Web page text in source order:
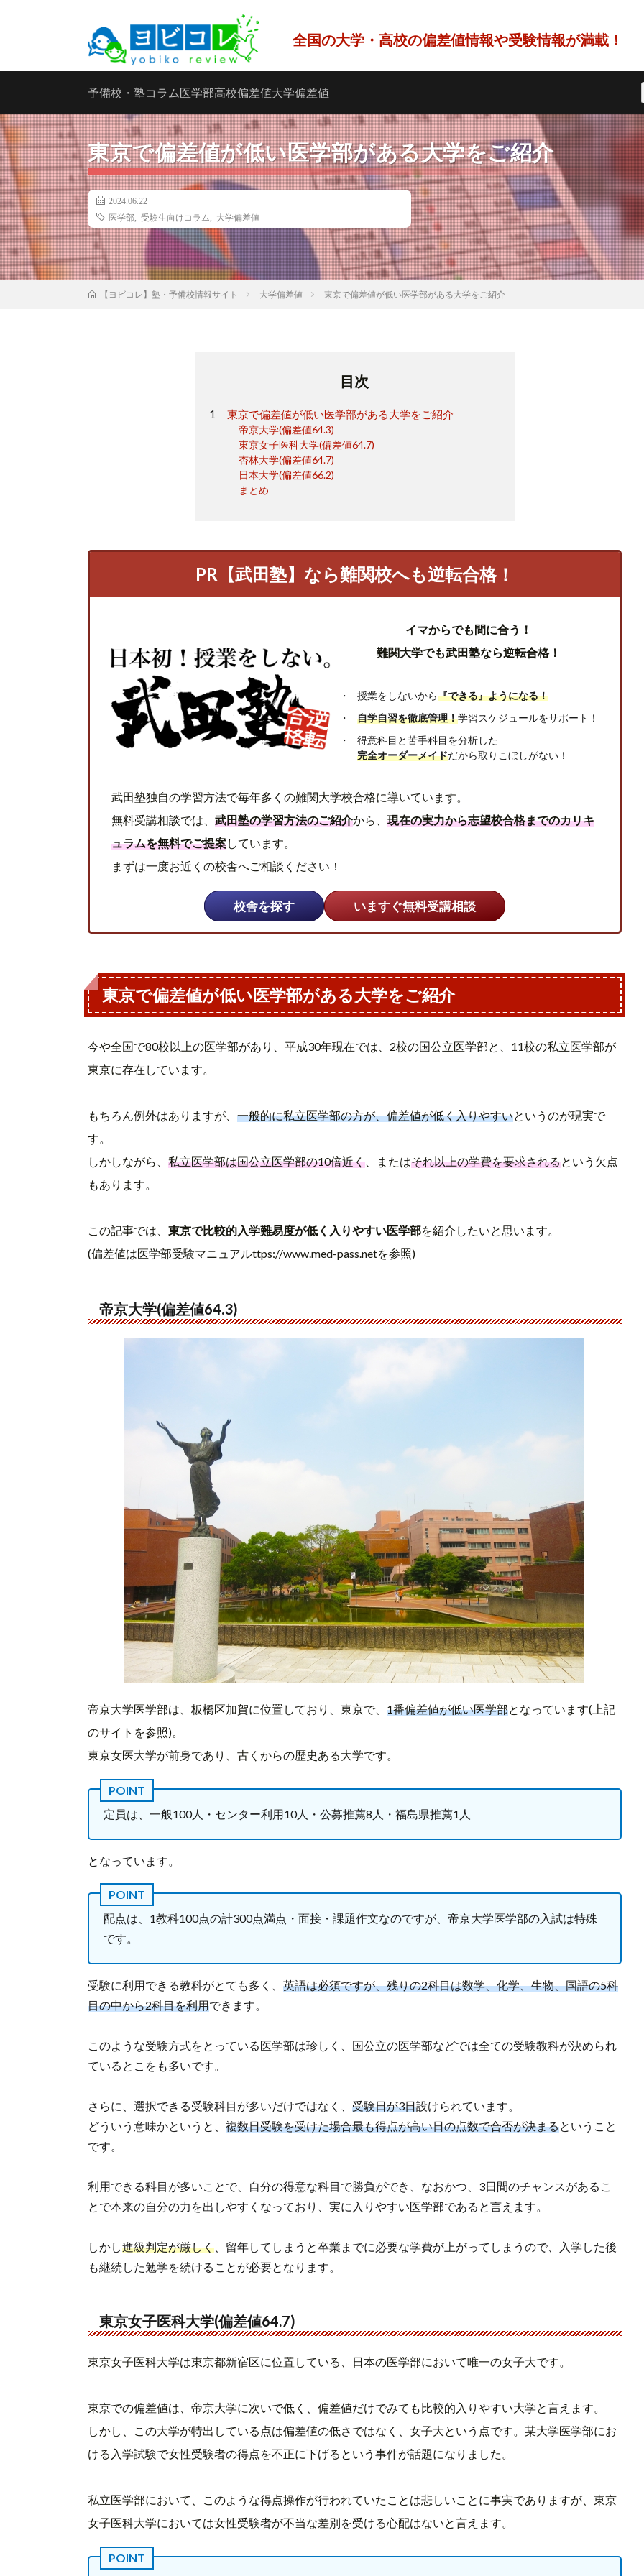
全国の大学・高校の偏差値情報や受験情報が満載！
予備校・塾コラム医学部高校偏差値大学偏差値
東京で偏差値が低い医学部がある大学をご紹介
2024.06.22
医学部
受験生向けコラム 大学偏差値
【ヨビコレ】塾・予備校情報サイト 大学偏差値 東京で偏差値が低い医学部がある大学をご紹介
目次
東京で偏差値が低い医学部がある大学をご紹介
帝京大学(偏差値64.3)
東京女子医科大学(偏差値64.7)
杏林大学(偏差値64.7)
日本大学(偏差値66.2)
まとめ
PR【武田塾】なら難関校へも逆転合格！
イマからでも間に合う！
難関大学でも武田塾なら逆転合格！
授業をしないから『できる』ようになる！
自学自習を徹底管理！学習スケジュールをサポート！
得意科目と苦手科目を分析した
完全オーダーメイドだから取りこぼしがない！
武田塾独自の学習方法で毎年多くの難関大学校合格に導いています。
無料受講相談では、 武田塾の学習方法のご紹介から、 現在の実力から志望校合格までのカリキ
ュラムを無料でご提案しています。
まずは一度お近くの校舎へご相談ください！
校舎を探す いますぐ無料受講相談
東京で偏差値が低い医学部がある大学をご紹介
今や全国で80校以上の医学部があり、平成30年現在では、2校の国公立医学部と、11校の私立医学部が
東京に存在しています。
もちろん例外はありますが、 一般的に私立医学部の方が、偏差値が低く入りやすいというのが現実で
す。
しかしながら、 私立医学部は国公立医学部の10倍近く 、またはそれ以上の学費を要求されるという欠点
もあります。
この記事では、 東京で比較的入学難易度が低く入りやすい医学部を紹介したいと思います。
(偏差値は医学部受験マニュアルttps://www.med-pass.netを参照)
帝京大学(偏差値64.3)
帝京大学医学部は、板橋区加賀に位置しており、東京で、 1番偏差値が低い医学部となっています(上記
のサイトを参照)。
東京女医大学が前身であり、古くからの歴史ある大学です。
定員は、一般100人・センター利用10人・公募推薦8人・福島県推薦1人
となっています。
配点は、1教科100点の計300点満点・面接・課題作文なのですが、帝京大学医学部の入試は特殊
です。
受験に利用できる教科がとても多く、 英語は必須ですが、残りの2科目は数学、化学、生物、国語の5科
目の中から2科目を利用できます。
このような受験方式をとっている医学部は珍しく、国公立の医学部などでは全ての受験教科が決められ
ているとこをも多いです。
さらに、選択できる受験科目が多いだけではなく、 受験日が3日設けられています。
どういう意味かというと、 複数日受験を受けた場合最も得点が高い日の点数で合否が決まるということ
です。
利用できる科目が多いことで、自分の得意な科目で勝負ができ、なおかつ、3日間のチャンスがあるこ
とで本来の自分の力を出しやすくなっており、実に入りやすい医学部であると言えます。
しかし進級判定が厳しく 、留年してしまうと卒業までに必要な学費が上がってしまうので、入学した後
も継続した勉学を続けることが必要となります。
東京女子医科大学(偏差値64.7)
東京女子医科大学は東京都新宿区に位置している、日本の医学部において唯一の女子大です。
東京での偏差値は、帝京大学に次いで低く、偏差値だけでみても比較的入りやすい大学と言えます。
しかし、この大学が特出している点は偏差値の低さではなく、女子大という点です。某大学医学部にお
ける入学試験で女性受験者の得点を不正に下げるという事件が話題になりました。
私立医学部において、このような得点操作が行われていたことは悲しいことに事実でありますが、東京
女子医科大学においては女性受験者が不当な差別を受ける心配はないと言えます。